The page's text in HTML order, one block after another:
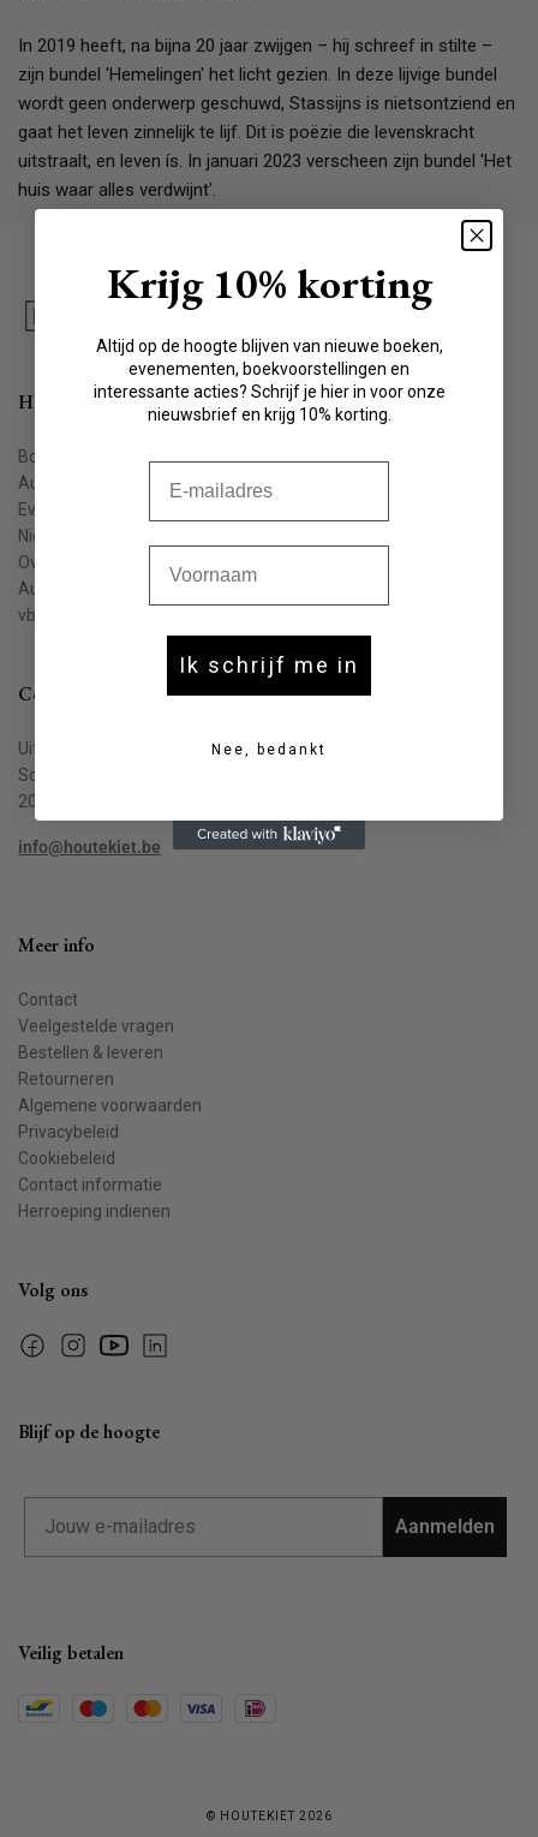
In 2019 heeft, na bijna 20 jaar zwijgen – hij schreef in stilte –
zijn bundel 'Hemelingen' het licht gezien. In deze lijvige bundel
wordt geen onderwerp geschuwd, Stassijns is nietsontziend en
gaat het leven zinnelijk te lijf. Dit is poëzie die levenskracht
uitstraalt, en leven ís. In januari 2023 verscheen zijn bundel 'Het
huis waar alles verdwijnt'.
Houtekiet
Boeken
Auteurs
Evenementen
Nieuws
Over ons
Auteur worden
vbkbelgie.be
Contact
Uitgeverij Houtekiet
Schaliënstraat 1, bus 11
2000 Antwerpen
info@houtekiet.be
Meer info
Contact
Veelgestelde vragen
Bestellen & leveren
Retourneren
Algemene voorwaarden
Privacybeleid
Cookiebeleid
Contact informatie
Herroeping indienen
Volg ons
FacebookInstagramYouTubeLinkedin
Blijf op de hoogte
Aanmelden
Veilig betalen
© HOUTEKIET 2026
Krijg 10% korting
Altijd op de hoogte blijven van nieuwe boeken,
evenementen, boekvoorstellingen en
interessante acties? Schrijf je hier in voor onze
nieuwsbrief en krijg 10% korting.
Ik schrijf me in
Nee, bedankt